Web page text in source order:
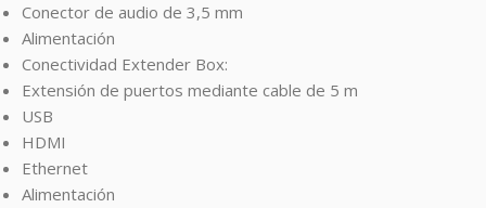
Conector de audio de 3,5 mm
Alimentación
Conectividad Extender Box:
Extensión de puertos mediante cable de 5 m
USB
HDMI
Ethernet
Alimentación